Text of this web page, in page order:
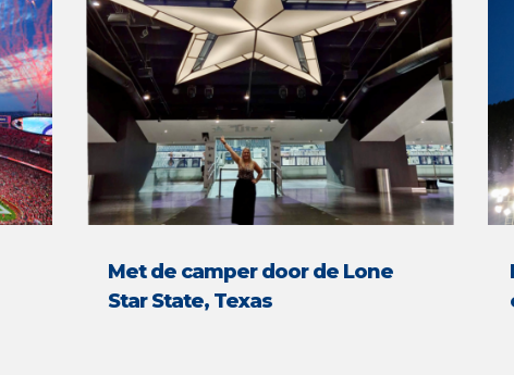
Met de camper door de Lone
Star State, Texas